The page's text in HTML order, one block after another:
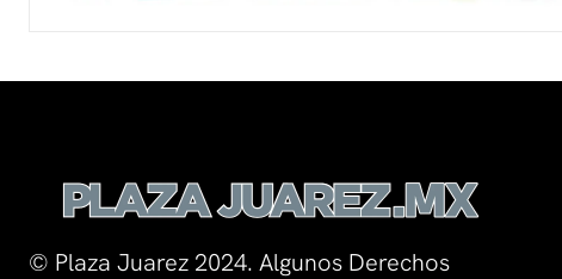
© Plaza Juarez 2024. Algunos Derechos